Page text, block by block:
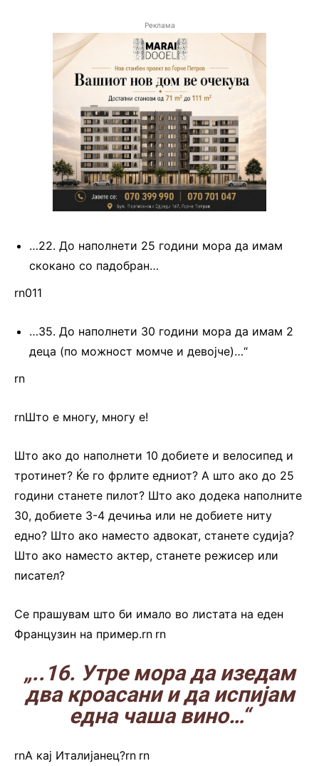
Реклама
…22. До наполнети 25 години мора да имам
скокано со падобран…
rn011
…35. До наполнети 30 години мора да имам 2
деца (по можност момче и девојче)…“
rn
rnШто е многу, многу е!
Што ако до наполнети 10 добиете и велосипед и
тротинет? Ќе го фрлите едниот? А што ако до 25
години станете пилот? Што ако додека наполните
30, добиете 3-4 дечиња или не добиете ниту
едно? Што ако наместо адвокат, станете судија?
Што ако наместо актер, станете режисер или
писател?
Се прашувам што би имало во листата на еден
Французин на пример.rn rn
„..16. Утре мора да изедам
два кроасани и да испијам
една чаша вино…“
rnА кај Италијанец?rn rn